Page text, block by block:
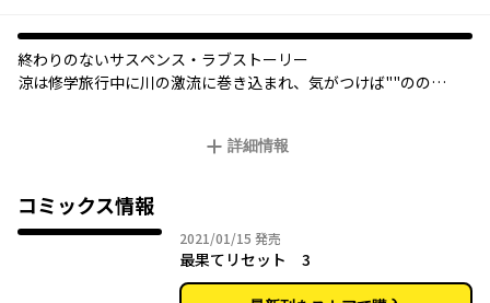
終わりのないサスペンス・ラブストーリー
涼は修学旅行中に川の激流に巻き込まれ、気がつけば""のの
詳細情報
コミックス情報
2021/01/15 2021年01月15日
発売
最果てリセット 3